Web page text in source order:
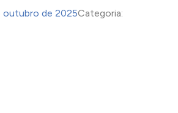
outubro de 2025Categoria: